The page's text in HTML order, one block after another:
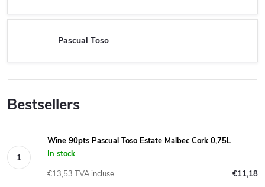
Pascual Toso
Bestsellers
Wine 90pts Pascual Toso Estate Malbec Cork 0,75L
In stock
€11,18
€13,53 TVA incluse